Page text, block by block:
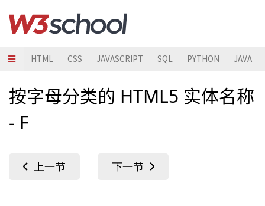
HTML CSS JAVASCRIPT SQL PYTHON JAVA
按字母分类的 HTML5 实体名称
- F